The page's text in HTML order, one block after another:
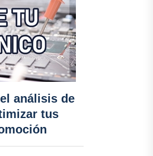
análisis de
tus